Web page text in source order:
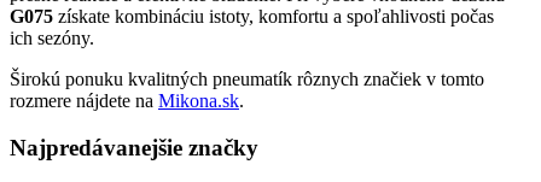
G075 získate kombináciu istoty, komfortu a spoľahlivosti počas
ich sezóny.
Širokú ponuku kvalitných pneumatík rôznych značiek v tomto
rozmere nájdete na Mikona.sk.
Najpredávanejšie značky